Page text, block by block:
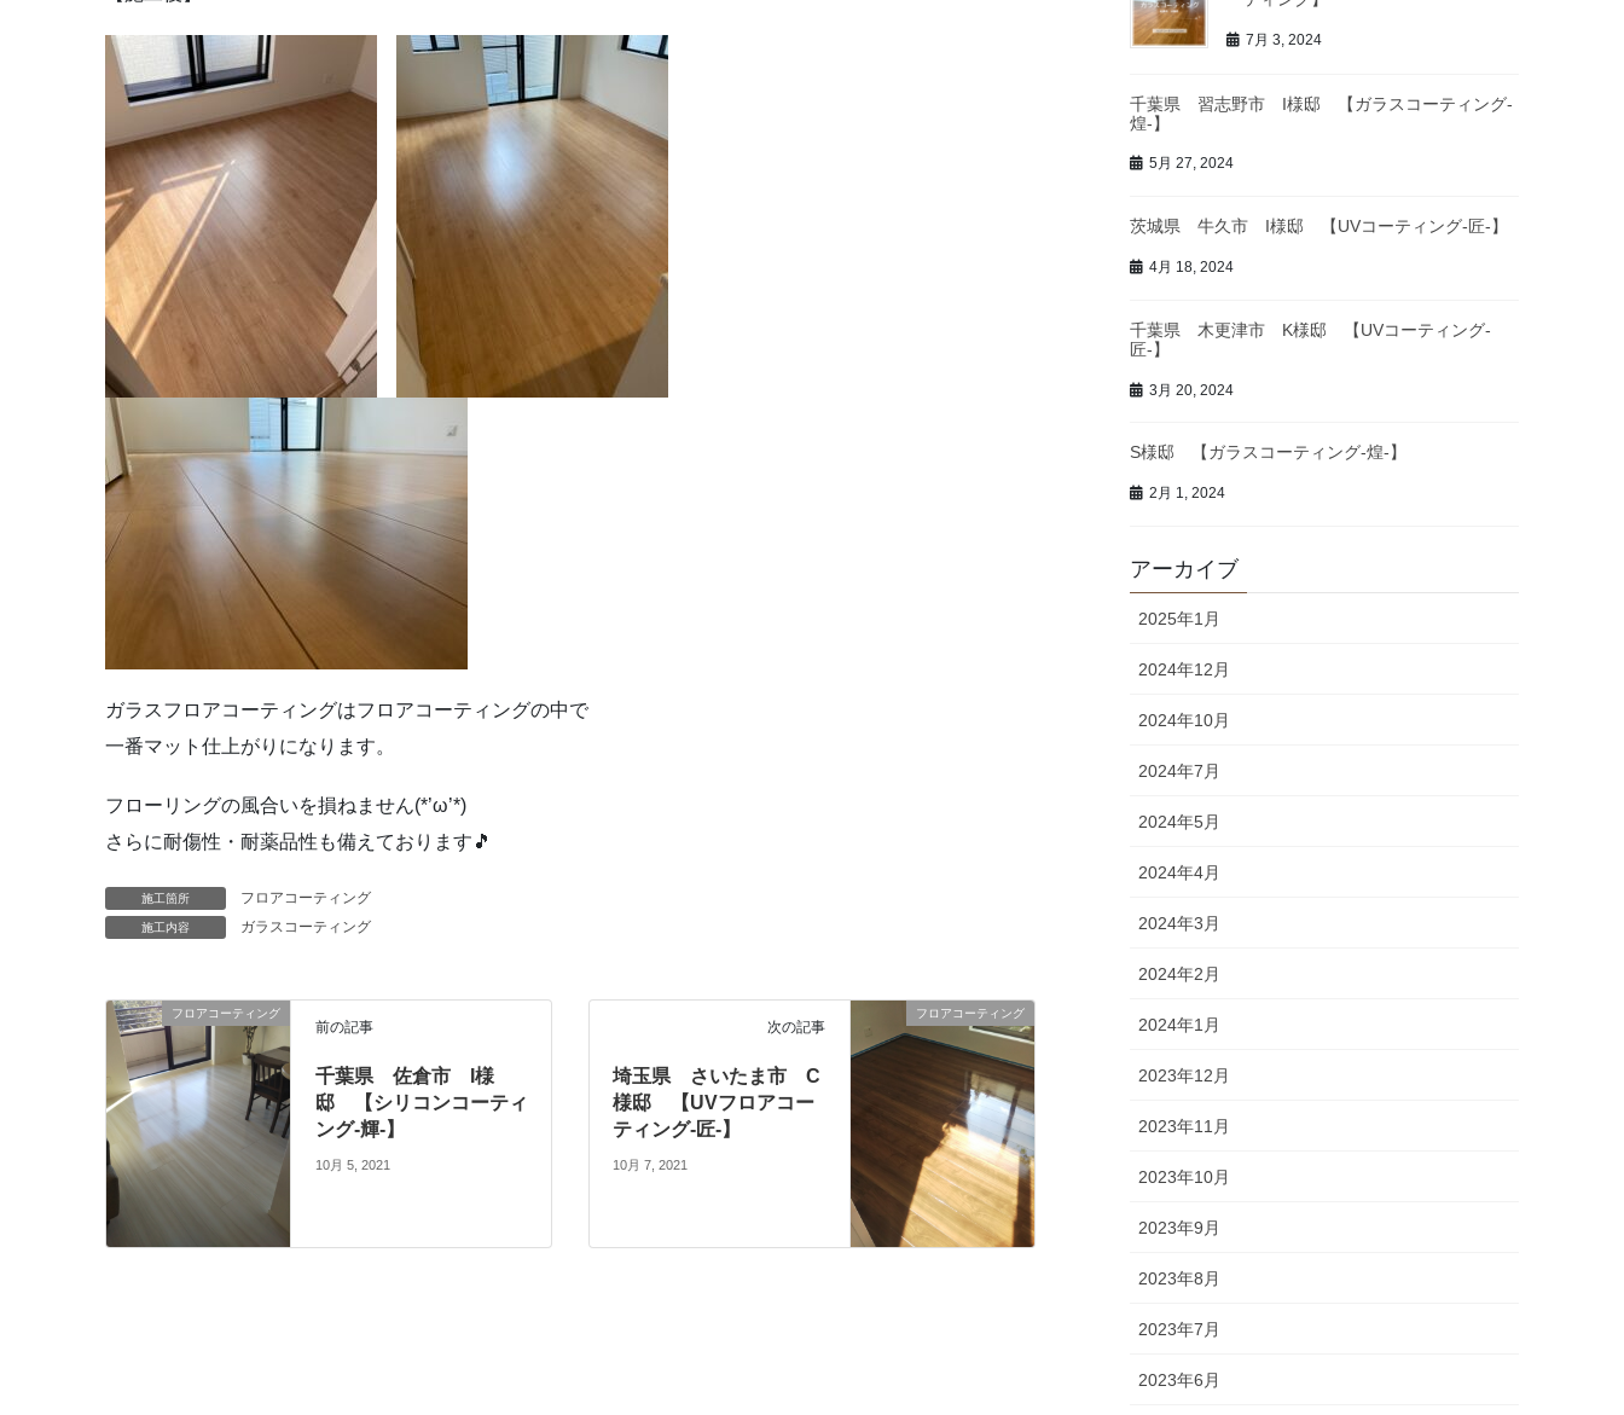
ガラスフロアコーティングはフロアコーティングの中で
一番マット仕上がりになります。
フローリングの風合いを損ねません(*’ω’*)
さらに耐傷性・耐薬品性も備えております🎵
施工箇所 フロアコーティング
施工内容 ガラスコーティング
フロアコーティング
前の記事
千葉県 佐倉市 I様
邸 【シリコンコーティ
ング-輝-】
10月 5, 2021
フロアコーティング
次の記事
埼玉県 さいたま市 C
様邸 【UVフロアコー
ティング-匠-】
10月 7, 2021
7月 3, 2024
千葉県 習志野市 I様邸 【ガラスコーティング-
煌-】
5月 27, 2024
茨城県 牛久市 I様邸 【UVコーティング-匠-】
4月 18, 2024
千葉県 木更津市 K様邸 【UVコーティング-
匠-】
3月 20, 2024
S様邸 【ガラスコーティング-煌-】
2月 1, 2024
アーカイブ
2025年1月
2024年12月
2024年10月
2024年7月
2024年5月
2024年4月
2024年3月
2024年2月
2024年1月
2023年12月
2023年11月
2023年10月
2023年9月
2023年8月
2023年7月
2023年6月